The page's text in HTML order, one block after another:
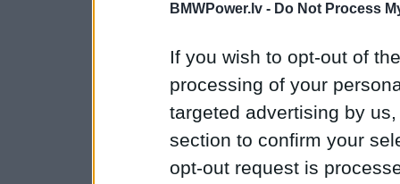
BMWPower.lv - Do Not Process
If you wish to opt-out of
processing of your
targeted advertising by
section to confirm your
opt-out request is